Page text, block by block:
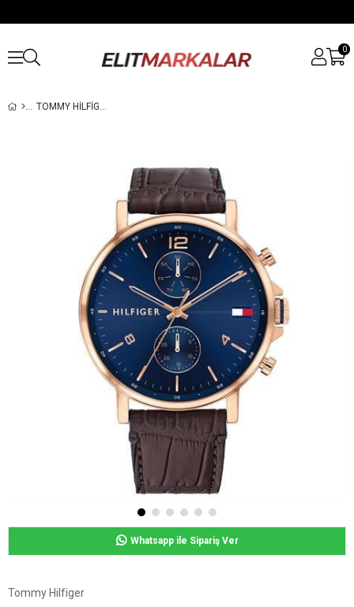
0
TOMMY HILFIGER TH1710418 ERKEK KOL SAATI
Whatsapp ile Sipariş Ver
Tommy Hilfiger